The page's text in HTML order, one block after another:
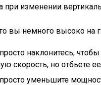
при изменении
вы немного высоко на
наклонитесь,
скорость, но отбьете
уменьшите